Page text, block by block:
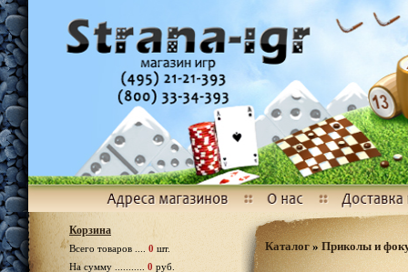
Корзина
Всего товаров .... 0 шт.
На сумму ........... 0 руб.
Каталог»Приколы и